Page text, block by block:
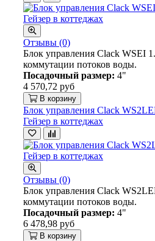
Отзывы (0)
Блок управления Clack WSEI
коммутации потоков воды.
Посадочный размер: 4"
4 570,72 руб
В корзину
Блок управления Clack
Гейзер в коттеджах
Отзывы (0)
Блок управления Clack
коммутации потоков воды.
Посадочный размер: 4"
6 478,98 руб
В корзину